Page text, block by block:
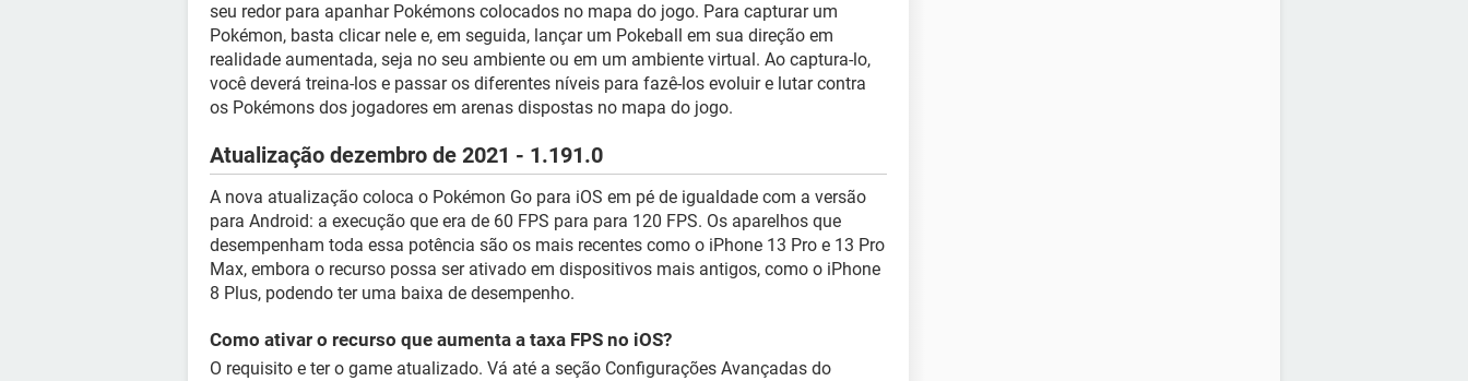
seu redor para apanhar Pokémons colocados no mapa do jogo. Para capturar um
Pokémon, basta clicar nele e, em seguida, lançar um Pokeball em sua direção em
realidade aumentada, seja no seu ambiente ou em um ambiente virtual. Ao captura-lo,
você deverá treina-los e passar os diferentes níveis para fazê-los evoluir e lutar contra
os Pokémons dos jogadores em arenas dispostas no mapa do jogo.
Atualização dezembro de 2021 - 1.191.0
A nova atualização coloca o Pokémon Go para iOS em pé de igualdade com a versão
para Android: a execução que era de 60 FPS para para 120 FPS. Os aparelhos que
desempenham toda essa potência são os mais recentes como o iPhone 13 Pro e 13 Pro
Max, embora o recurso possa ser ativado em dispositivos mais antigos, como o iPhone
8 Plus, podendo ter uma baixa de desempenho.
Como ativar o recurso que aumenta a taxa FPS no iOS?
O requisito e ter o game atualizado. Vá até a seção Configurações Avançadas do